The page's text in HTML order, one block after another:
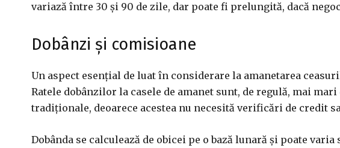
variază între 30 și 90 de zile, dar poate fi prelungită, dacă
Dobânzi și comisioane
Un aspect esențial de luat în considerare la amanetarea
Ratele dobânzilor la casele de amanet sunt, de regulă, mai
tradiționale, deoarece acestea nu necesită verificări de credit
Dobânda se calculează de obicei pe o bază lunară și poate